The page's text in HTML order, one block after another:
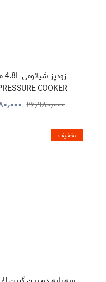
COOKER
۲۶٫۹۸۰٫۰۰۰
تخفیف